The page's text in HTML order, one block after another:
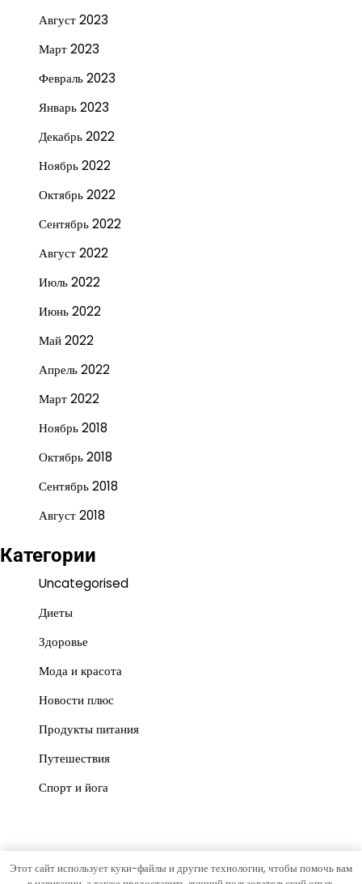
Август 2023
Март 2023
Февраль 2023
Январь 2023
Декабрь 2022
Ноябрь 2022
Октябрь 2022
Сентябрь 2022
Август 2022
Июль 2022
Июнь 2022
Май 2022
Апрель 2022
Март 2022
Ноябрь 2018
Октябрь 2018
Сентябрь 2018
Август 2018
Категории
Uncategorised
Диеты
Здоровье
Мода и красота
Новости плюс
Продукты питания
Путешествия
Спорт и йога
Copyright © 2026Красота и пользаТема News Store от
Этот сайт использует куки-файлы и другие технологии, чтобы помочь вам